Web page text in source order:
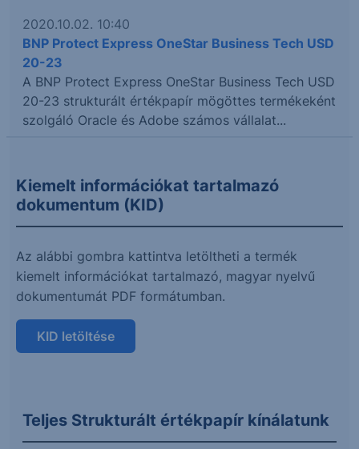
2020.10.02. 10:40
BNP Protect Express OneStar Business Tech USD
20-23
A BNP Protect Express OneStar Business Tech USD
20-23 strukturált értékpapír mögöttes termékeként
szolgáló Oracle és Adobe számos vállalat...
Kiemelt információkat tartalmazó
dokumentum (KID)
Az alábbi gombra kattintva letöltheti a termék
kiemelt információkat tartalmazó, magyar nyelvű
dokumentumát PDF formátumban.
KID letöltése
Teljes Strukturált értékpapír kínálatunk